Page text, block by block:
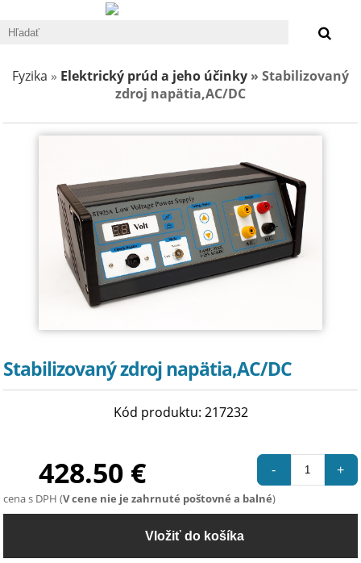
Fyzika » Elektrický prúd a jeho účinky » Stabilizovaný
zdroj napätia,AC/DC
Stabilizovaný zdroj napätia,AC/DC
Kód produktu: 217232
428.50 € +
-
cena s DPH (V cene nie je zahrnuté poštovné a balné)